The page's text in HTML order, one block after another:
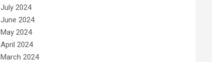
July 2024
June 2024
May 2024
April 2024
March 2024